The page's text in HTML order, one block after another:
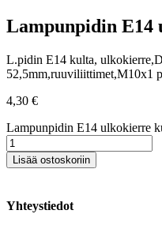
Lampunpidin
L.pidin E14 kulta,
52,5mm,ruuviliittimet,M10x1
4,30 €
Lampunpidin E14 ulkokierre
Lisää ostoskoriin
Yhteystiedot